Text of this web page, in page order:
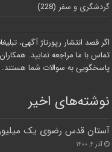
گردشگری و سفر (228)
اگر قصد انتشار رپورتاژ آگهی،
تماس با ما مراجعه نمایید.
پاسخگویی به سوالات شما هستند.
نوشته‌های اخیر
آستان قدس رضوی یک
آذر ۴, ۱۴۰۰